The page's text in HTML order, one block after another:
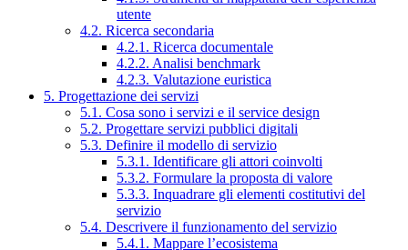
utente
4.2. Ricerca secondaria
4.2.1. Ricerca documentale
4.2.2. Analisi benchmark
4.2.3. Valutazione euristica
5. Progettazione dei servizi
5.1. Cosa sono i servizi e il service design
5.2. Progettare servizi pubblici digitali
5.3. Definire il modello di servizio
5.3.1. Identificare gli attori coinvolti
5.3.2. Formulare la proposta di valore
5.3.3. Inquadrare gli elementi costitutivi del
servizio
5.4. Descrivere il funzionamento del servizio
5.4.1. Mappare l’ecosistema